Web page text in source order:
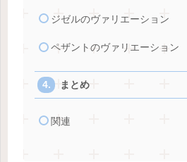
ジゼルのヴァリエーション
ペザントのヴァリエーション
まとめ
関連